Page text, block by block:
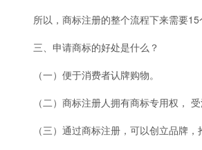
所以，商标注册的整个流程下来需要15
三、申请商标的好处是什么？
（一）便于消费者认牌购物。
（二）商标注册人拥有商标专用权， 受
（三）通过商标注册，可以创立品牌，